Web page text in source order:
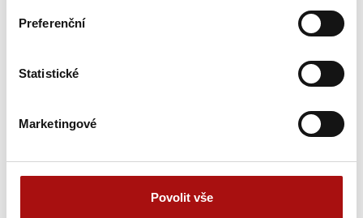
Preferenční
Statistické
Marketingové
Povolit vše
Čtvrtek, 26. 11. 2026
Sommelier Moravy